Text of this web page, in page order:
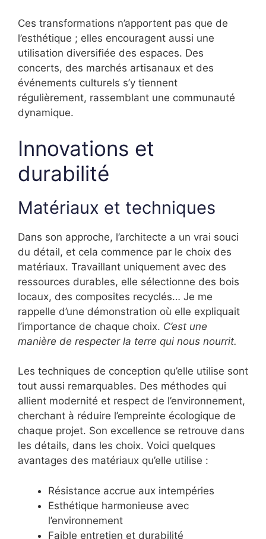
Ces transformations n’apportent pas que de
l’esthétique ; elles encouragent aussi une
utilisation diversifiée des espaces. Des
concerts, des marchés artisanaux et des
événements culturels s’y tiennent
régulièrement, rassemblant une communauté
dynamique.
Innovations et
durabilité
Matériaux et techniques
Dans son approche, l’architecte a un vrai souci
du détail, et cela commence par le choix des
matériaux. Travaillant uniquement avec des
ressources durables, elle sélectionne des bois
locaux, des composites recyclés… Je me
rappelle d’une démonstration où elle expliquait
l’importance de chaque choix. C’est une
manière de respecter la terre qui nous nourrit.
Les techniques de conception qu’elle utilise sont
tout aussi remarquables. Des méthodes qui
allient modernité et respect de l’environnement,
cherchant à réduire l’empreinte écologique de
chaque projet. Son excellence se retrouve dans
les détails, dans les choix. Voici quelques
avantages des matériaux qu’elle utilise :
Résistance accrue aux intempéries
Esthétique harmonieuse avec
l’environnement
Faible entretien et durabilité